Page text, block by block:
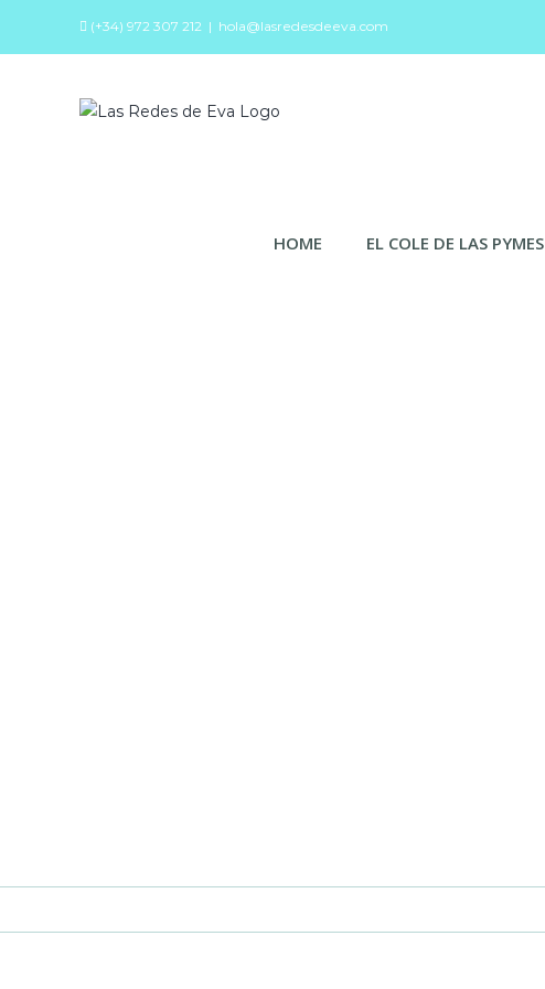
(+34) 972 307 212 | hola@lasredesdeeva.com
HOME EL COLE DE LAS PYMES